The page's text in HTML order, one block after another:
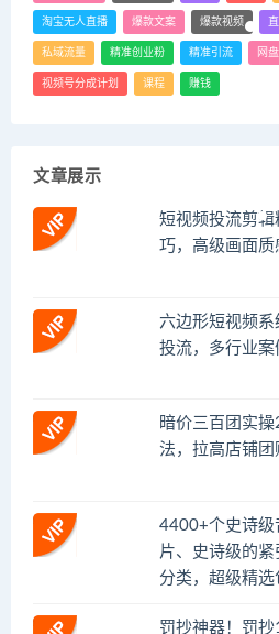
淘宝无人直播 爆款文案 爆款视频
私域流量 精准创业粉 精准引流 网
视频号分成计划 课程 赚钱
文章展示
短视频投流剪
巧，高级画面
六边形短视频
投流，多行业
暗价三百团实
法，拉高店铺
4400+个史诗级
片、史诗级的
分类，超级精选
罚抄神器！罚